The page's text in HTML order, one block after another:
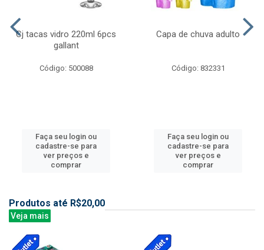
Cj tacas vidro 220ml 6pcs
gallant
Código: 500088
Faça seu login ou
cadastre-se para
ver preços e
comprar
Capa de chuva adulto
Código: 832331
Faça seu login ou
cadastre-se para
ver preços e
comprar
Produtos até R$20,00
Veja mais